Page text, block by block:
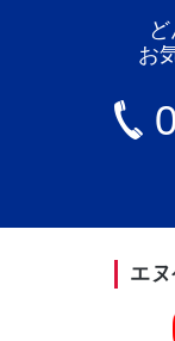
お
エ